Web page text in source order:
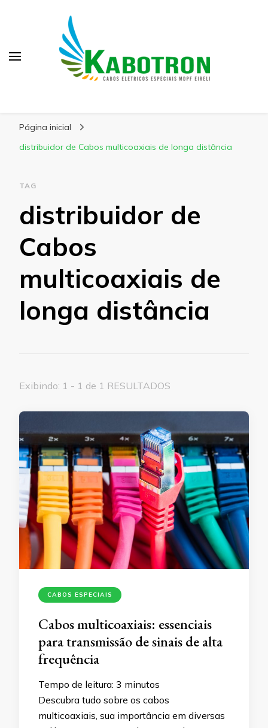
Página inicial
distribuidor de Cabos multicoaxiais de longa distância
TAG
distribuidor de
Cabos
multicoaxiais de
longa distância
Exibindo: 1 - 1 de 1 RESULTADOS
CABOS ESPECIAIS
Cabos multicoaxiais: essenciais
para transmissão de sinais de alta
frequência
Tempo de leitura: 3 minutos
Descubra tudo sobre os cabos
multicoaxiais, sua importância em diversas